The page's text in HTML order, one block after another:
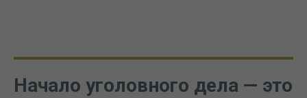
Начало уголовного дела — это